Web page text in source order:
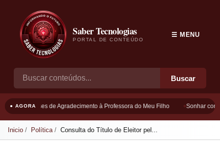
Saber Tecnologias
PORTAL DE CONTEÚDO
Buscar
☰ MENU
● AGORAFrases de Agradecimento à Professora do Meu Filho Sonhar com
Inicio Política Consulta do Título de Eleitor pel...